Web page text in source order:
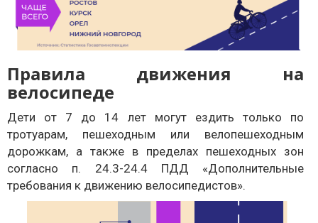
Правила движения на
велосипеде
Дети от 7 до 14 лет могут ездить только по
тротуарам, пешеходным или велопешеходным
дорожкам, а также в пределах пешеходных зон
согласно п. 24.3-24.4 ПДД «Дополнительные
требования к движению велосипедистов».